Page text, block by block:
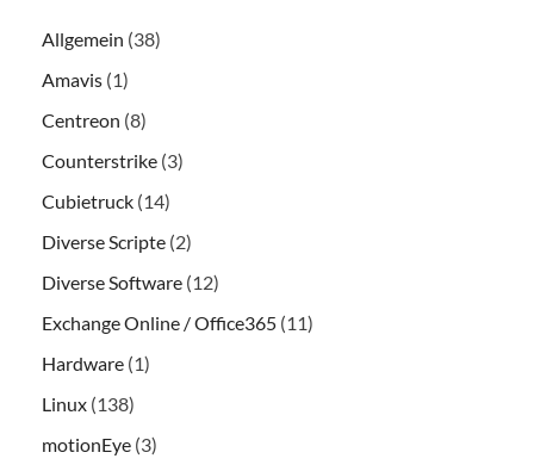
Allgemein (38)
Amavis (1)
Centreon (8)
Counterstrike (3)
Cubietruck (14)
Diverse Scripte (2)
Diverse Software (12)
Exchange Online / Office365 (11)
Hardware (1)
Linux (138)
motionEye (3)